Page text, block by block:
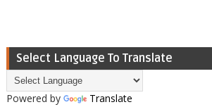
Select Language To Translate
Powered by Translate